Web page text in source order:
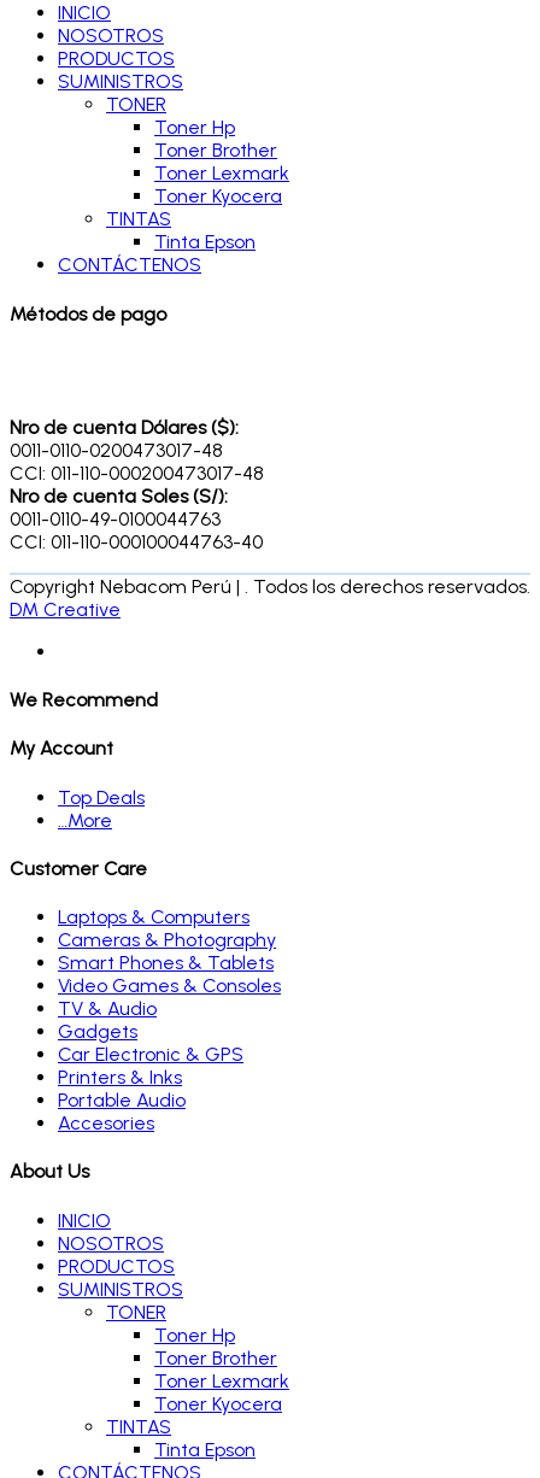
INICIO
NOSOTROS
PRODUCTOS
SUMINISTROS
TONER
Toner Hp
Toner Brother
Toner Lexmark
Toner Kyocera
TINTAS
Tinta Epson
CONTÁCTENOS
Métodos de pago
Nro de cuenta Dólares ($):
0011-0110-0200473017-48
CCI: 011-110-000200473017-48
Nro de cuenta Soles (S/):
0011-0110-49-0100044763
CCI: 011-110-000100044763-40
Copyright Nebacom Perú | . Todos los derechos reservados.
DM Creative
We Recommend
My Account
Top Deals
…More
Customer Care
Laptops & Computers
Cameras & Photography
Smart Phones & Tablets
Video Games & Consoles
TV & Audio
Gadgets
Car Electronic & GPS
Printers & Inks
Portable Audio
Accesories
About Us
INICIO
NOSOTROS
PRODUCTOS
SUMINISTROS
TONER
Toner Hp
Toner Brother
Toner Lexmark
Toner Kyocera
TINTAS
Tinta Epson
CONTÁCTENOS